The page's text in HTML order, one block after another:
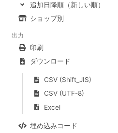
追加日降順（新しい順）
ショップ別
出力
印刷
ダウンロード
CSV (Shift_JIS)
CSV (UTF-8)
Excel
埋め込みコード